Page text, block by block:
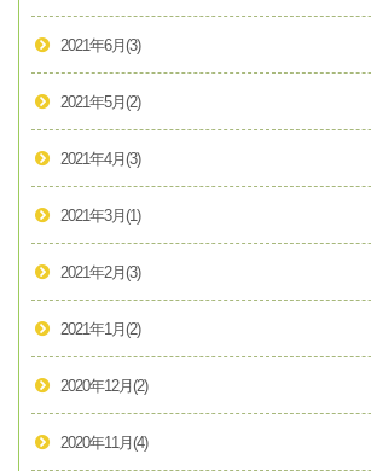
2021年6月 (3)
2021年5月 (2)
2021年4月 (3)
2021年3月 (1)
2021年2月 (3)
2021年1月 (2)
2020年12月 (2)
2020年11月 (4)